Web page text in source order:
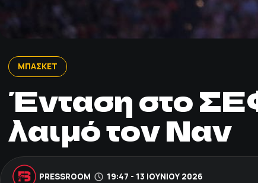
ΜΠΑΣΚΕΤ
Ένταση στο
λαιμό τον Ναν
PRESSROOM 19:47 - 13 ΙΟΥΝΊΟΥ 2026